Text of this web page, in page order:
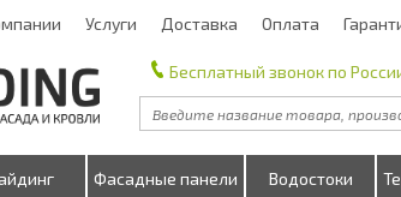
Услуги Доставка Оплата
Бесплатный звонок по
Фасадные панели Водостоки